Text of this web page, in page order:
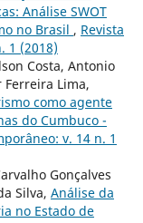
Análise SWOT
no Brasil , Revista
1 (2018)
Costa, Antonio
Ferreira Lima,
como agente
do Cumbuco -
v. 14 n. 1
Gonçalves
Silva, Análise da
no Estado de